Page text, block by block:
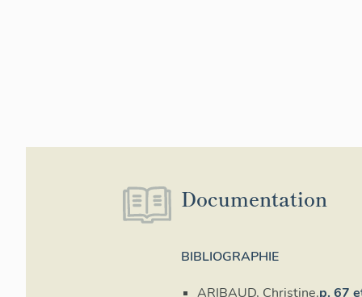
Documentation
BIBLIOGRAPHIE
ARIBAUD, Christine.p. 67